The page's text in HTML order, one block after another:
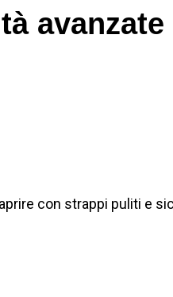
con strappi puliti e